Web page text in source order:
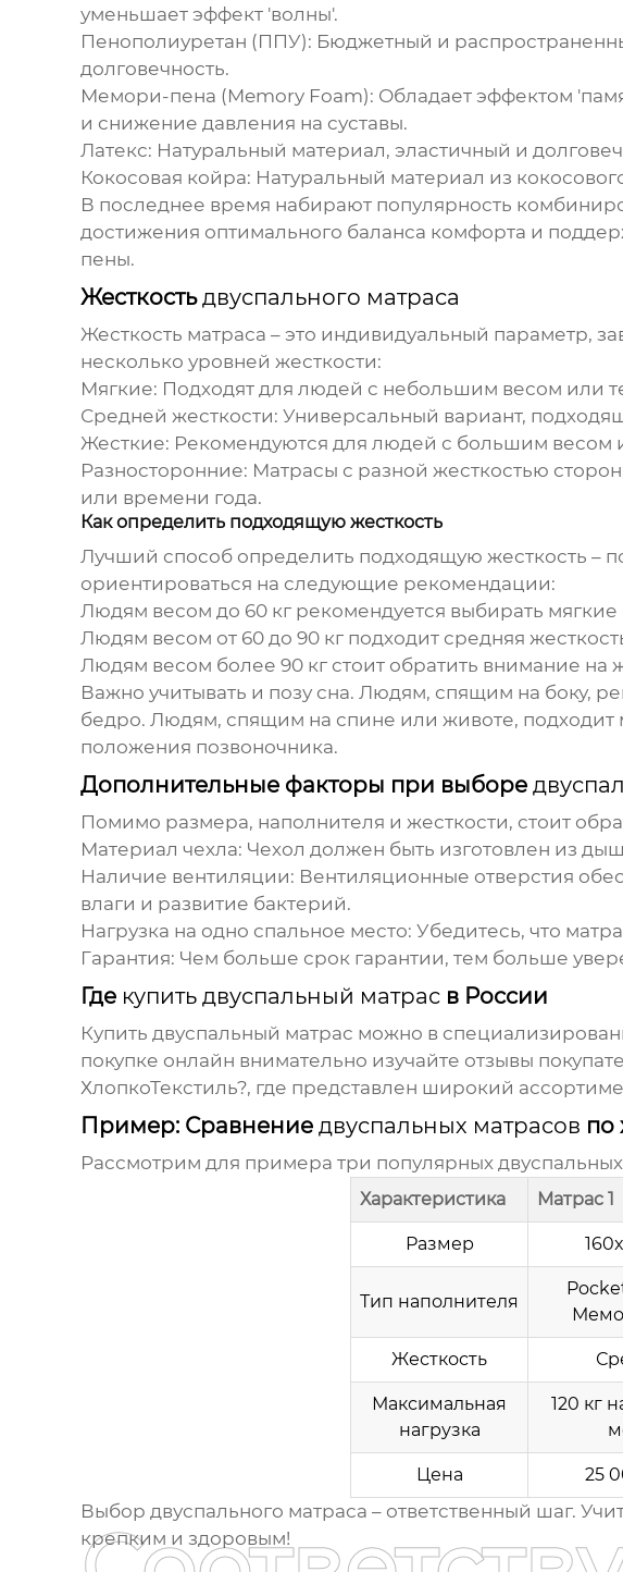
уменьшает эффект 'волны'.
Пенополиуретан (ППУ): Бюджетный и
долговечность.
Мемори-пена (Memory Foam): Обладает эффектом
и снижение давления на суставы.
Латекс: Натуральный материал, эластичный и
Кокосовая койра: Натуральный материал из
В последнее время набирают популярность
достижения оптимального баланса комфорта и
пены.
Жесткостьдвуспального матраса
Жесткость матраса – это индивидуальный параметр,
несколько уровней жесткости:
Мягкие: Подходят для людей с небольшим весом или
Средней жесткости: Универсальный вариант,
Жесткие: Рекомендуются для людей с большим весом
Разносторонние: Матрасы с разной жесткостью
или времени года.
Как определить подходящую жесткость
Лучший способ определить подходящую жесткость –
ориентироваться на следующие рекомендации:
Людям весом до 60 кг рекомендуется выбирать
Людям весом от 60 до 90 кг подходит средняя
Людям весом более 90 кг стоит обратить внимание на
Важно учитывать и позу сна. Людям, спящим на боку,
бедро. Людям, спящим на спине или животе,
положения позвоночника.
Дополнительные факторы при выборе
Помимо размера, наполнителя и жесткости, стоит
Материал чехла: Чехол должен быть изготовлен из
Наличие вентиляции: Вентиляционные отверстия
влаги и развитие бактерий.
Нагрузка на одно спальное место: Убедитесь, что
Гарантия: Чем больше срок гарантии, тем больше
Где купить двуспальный матрасв России
Купить двуспальный матрас можно в
покупке онлайн внимательно изучайте отзывы
ХлопкоТекстиль?, где представлен широкий
Пример: Сравнение двуспальных матрасов по
Рассмотрим для примера три популярных
Характеристика Матрас 1
Размер
Тип наполнителя
Жесткость
Максимальная
нагрузка
120 кг
Цена 25
Выбор двуспального матраса – ответственный шаг.
крепким и здоровым!